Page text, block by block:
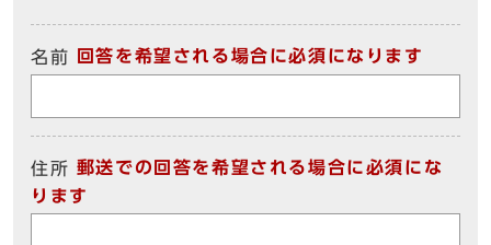
名前 回答を希望される場合に必須になります
住所 郵送での回答を希望される場合に必須にな
ります